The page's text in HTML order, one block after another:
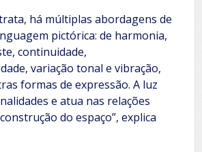
há múltiplas abordagens de
pictórica: de harmonia,
continuidade,
variação tonal e vibração,
formas de expressão. A luz
e atua nas relações
do espaço”, explica